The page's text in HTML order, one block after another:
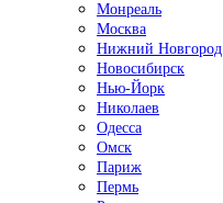
Монреаль
Москва
Нижний Новгород
Новосибирск
Нью-Йорк
Николаев
Одесса
Омск
Париж
Пермь